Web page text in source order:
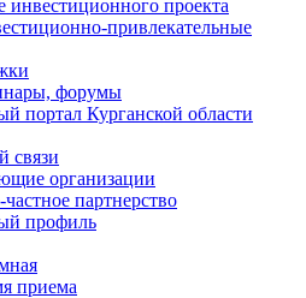
проекта
привлекательные
форумы
портал Курганской области
связи
организации
партнерство
профиль
приема